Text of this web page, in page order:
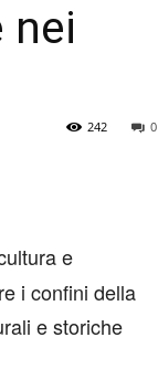
nei
0
242
e
i confini della
e storiche